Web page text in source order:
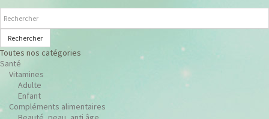
Rechercher
Toutes nos catégories
Santé
Vitamines
Adulte
Enfant
Compléments alimentaires